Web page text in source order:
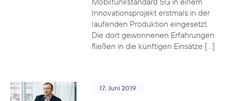
Innovationsprojekt erstmals in der
laufenden Produktion eingesetzt.
Die dort gewonnenen Erfahrungen
fließen in die künftigen Einsätze […]
17. Juni 2019